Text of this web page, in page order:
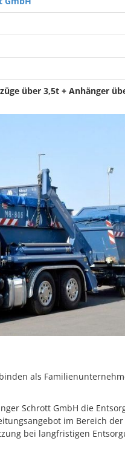
über 3,5t + Anhänger
als
Schrott GmbH die
im Bereich
bei langfristigen